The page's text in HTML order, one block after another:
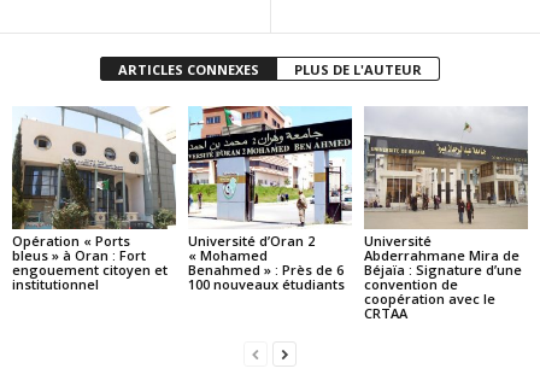
ARTICLES CONNEXES PLUS DE L'AUTEUR
Opération « Ports
bleus » à Oran : Fort
engouement citoyen et
institutionnel
Université d’Oran 2
« Mohamed
Benahmed » : Près de 6
100 nouveaux étudiants
Université
Abderrahmane Mira de
Béjaïa : Signature d’une
convention de
coopération avec le
CRTAA